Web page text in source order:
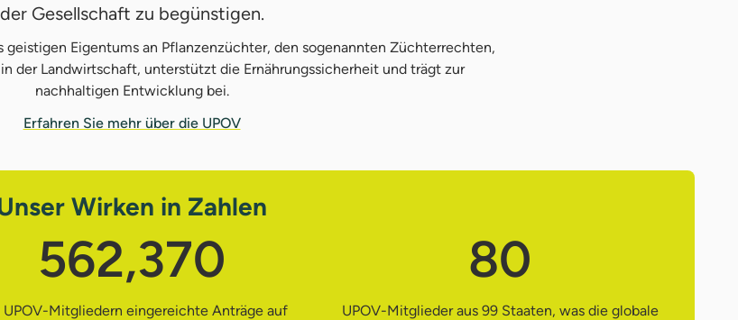
der Gesellschaft zu begünstigen.
geistigen Eigentums an Pflanzenzüchter, den sogenannten Züchterrechten,
der Landwirtschaft, unterstützt die Ernährungssicherheit und trägt zur
nachhaltigen Entwicklung bei.
Erfahren Sie mehr über die UPOV
Wirken in Zahlen
562,370
UPOV-Mitgliedern eingereichte Anträge auf
80
UPOV-Mitglieder aus 99 Staaten, was die globale